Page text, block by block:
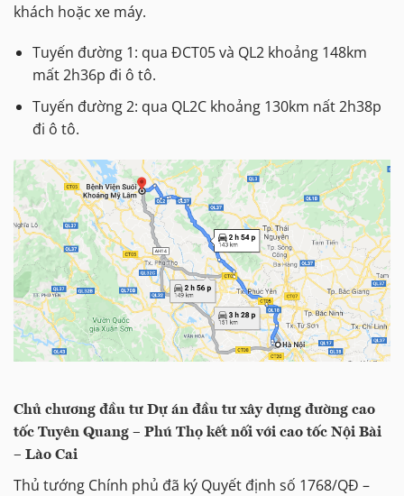
khách hoặc xe máy.
Tuyến đường 1: qua ĐCT05 và QL2 khoảng 148km
mất 2h36p đi ô tô.
Tuyến đường 2: qua QL2C khoảng 130km nất 2h38p
đi ô tô.
Chủ chương đầu tư Dự án đầu tư xây dựng đường cao
tốc Tuyên Quang – Phú Thọ kết nối với cao tốc Nội Bài
– Lào Cai
Thủ tướng Chính phủ đã ký Quyết định số 1768/QĐ –